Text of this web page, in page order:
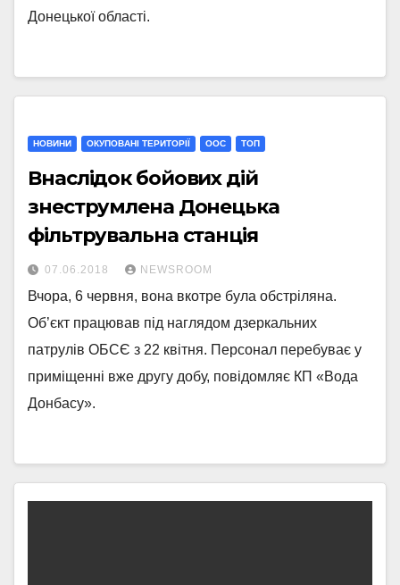
Донецької області.
НОВИНИ ОКУПОВАНІ ТЕРИТОРІЇ ООС ТОП
Внаслідок бойових дій
знеструмлена Донецька
фільтрувальна станція
07.06.2018 NEWSROOM
Вчора, 6 червня, вона вкотре була обстріляна.
Об’єкт працював під наглядом дзеркальних
патрулів ОБСЄ з 22 квітня. Персонал перебуває у
приміщенні вже другу добу, повідомляє КП «Вода
Донбасу».